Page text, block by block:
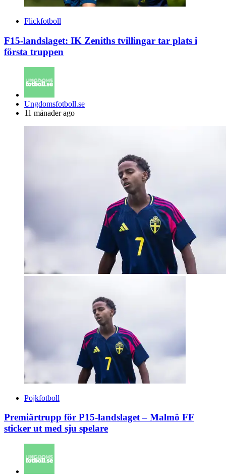
Flickfotboll
F15-landslaget: IK Zeniths tvillingar tar plats i
första truppen
Posted
by
Ungdomsfotboll.se
11 månader ago
Pojkfotboll
Premiärtrupp för P15-landslaget – Malmö FF
sticker ut med sju spelare